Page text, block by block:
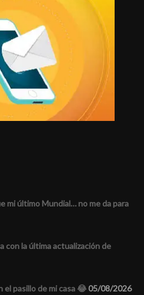
mi último Mundial… no me da para
con la última actualización de
pasillo de mi casa 😂05/08/2026